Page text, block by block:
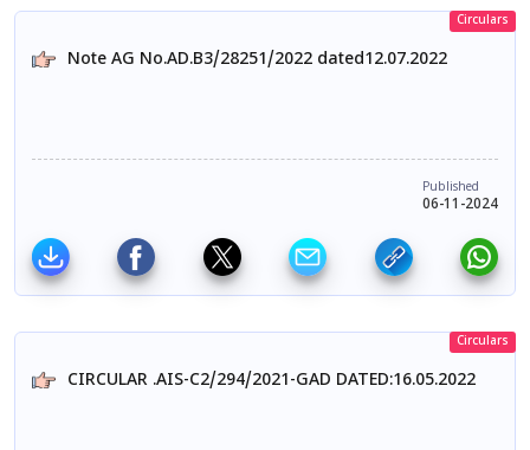
Circulars
Note AG No.AD.B3/28251/2022 dated12.07.2022
Published
06-11-2024
Circulars
CIRCULAR .AIS-C2/294/2021-GAD DATED:16.05.2022